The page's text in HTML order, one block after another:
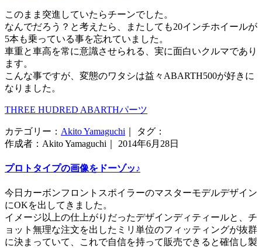
このまま突進していたらチーンでした。
なんでだろう？と考えたら、またしても20インチホイールが
5本も乗っている事を忘れていました。
車重と車高を常に意識させられる、実に面白いクルマであり
ます。
こんな事ですが、変態のワタシは益々ABARTH500が好きに
なりました。
THREE HUDRED ABARTHパーツ
カテゴリー： Akito Yamaguchi ｜ タグ：
作成者：Akito Yamaguchi｜ 2014年6月28日
プロトタイプの画像をドーゾッ♪
今日カーボンフロントスポイラーのマスターモデルデザイン
にOKを出してきました。
イメージ以上の仕上がりだったデザインディティールと、チ
ョット無理な注文を出したミリ単位のフィッティングが抜群
に決まっていて、これで自信を持って販売できると確信し製